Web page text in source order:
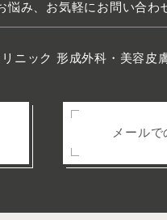
悩み、お気軽にお問い合わ
メールで